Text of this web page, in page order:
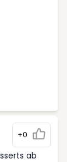
+0
ab